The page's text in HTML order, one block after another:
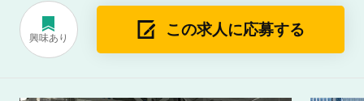
興味あり
この求人に応募する